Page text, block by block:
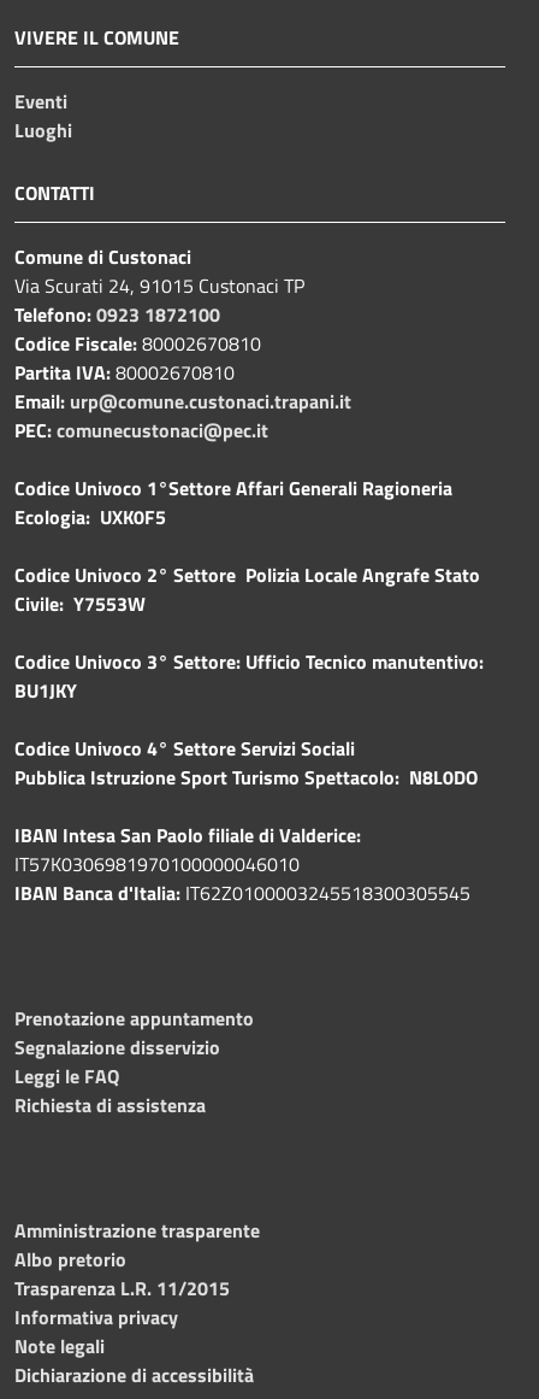
VIVERE IL COMUNE
Eventi
Luoghi
CONTATTI
Comune di Custonaci
Via Scurati 24, 91015 Custonaci TP
Telefono:0923 1872100
Codice Fiscale:80002670810
Partita IVA:80002670810
Email: urp@comune.custonaci.trapani.it
PEC:comunecustonaci@pec.it
Codice Univoco 1°Settore Affari Generali Ragioneria
Ecologia: UXK0F5
Codice Univoco 2° Settore Polizia Locale Angrafe Stato
Civile: Y7553W
Codice Univoco 3° Settore: Ufficio Tecnico manutentivo:
BU1JKY
Codice Univoco 4° Settore Servizi Sociali
Pubblica Istruzione Sport Turismo Spettacolo: N8L0DO
IBAN Intesa San Paolo filiale di Valderice:
IT57K0306981970100000046010
IBAN Banca d'Italia: IT62Z0100003245518300305545
Prenotazione appuntamento
Segnalazione disservizio
Leggi le FAQ
Richiesta di assistenza
Amministrazione trasparente
Albo pretorio
Trasparenza L.R. 11/2015
Informativa privacy
Note legali
Dichiarazione di accessibilità